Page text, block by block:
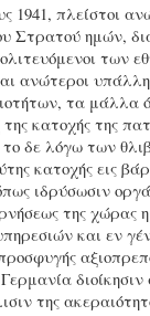
1941, πλείστοι
Στρατού ημών,
των
ανώτεροι
τα μάλλα
κατοχής της
δε λόγω των
κατοχής εις
ιδρύσωσιν
της χώρας
και εν
της